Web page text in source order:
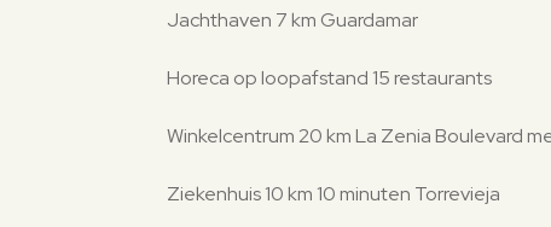
Jachthaven 7 km Guardamar
Horeca op loopafstand 15 restaurants
Winkelcentrum 20 km La Zenia Boulevard
Ziekenhuis 10 km 10 minuten Torrevieja